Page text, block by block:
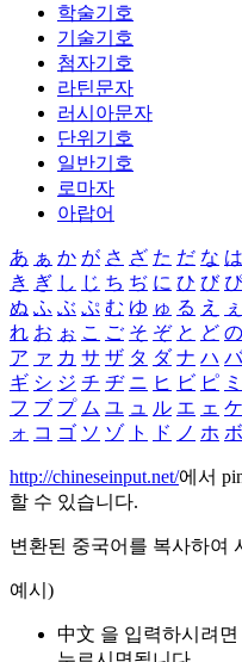
학술기호
기술기호
첨자기호
라틴문자
러시아문자
단위기호
일반기호
로마자
아랍어
あ ぁ か が さ ざ た だ な は
き ぎ し じ ち ぢ に ひ び ぴ
ぬ ふ ぶ ぷ む ゆ ゅ る え ぇ
れ お ぉ こ ご そ ぞ と ど の
ア ァ カ サ ザ タ ダ ナ ハ バ
ギ シ ジ チ ヂ ニ ヒ ビ ピ ミ
フ ブ プ ム ユ ュ ル エ ェ ケ
ォ コ ゴ ソ ゾ ト ド ノ ホ ボ
http://chineseinput.net/에서
할 수 있습니다.
변환된 중국어를 복사하여
예시)
中文 을 입력하시려면